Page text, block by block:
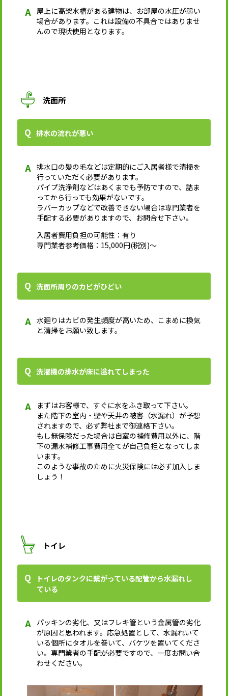
屋上に高架水槽がある建物は、お部屋の水圧が弱い
場合があります。これは設備の不具合ではありませ
んので現状使用となります。
洗面所
排水の流れが悪い
排水口の髪の毛などは定期的にご入居者様で清掃を
行っていただく必要があります。
パイプ洗浄剤などはあくまでも予防ですので、詰ま
ってから行っても効果がないです。
ラバーカップなどで改善できない場合は専門業者を
手配する必要がありますので、お問合せ下さい。
入居者費用負担の可能性：有り
専門業者参考価格：15,000円(税別)～
洗面所周りのカビがひどい
水廻りはカビの発生頻度が高いため、こまめに換気
と清掃をお願い致します。
洗濯機の排水が床に溢れてしまった
まずはお客様で、すぐに水をふき取って下さい。
また階下の室内・壁や天井の被害（水漏れ）が予想
されますので、必ず弊社まで御連絡下さい。
もし無保険だった場合は自室の補修費用以外に、階
下の漏水補修工事費用全てが自己負担となってしま
います。
このような事故のために火災保険には必ず加入しま
しょう！
トイレ
トイレのタンクに繋がっている配管から水漏れし
ている
パッキンの劣化、又はフレキ管という金属管の劣化
が原因と思われます。応急処置として、水漏れいて
いる個所にタオルを巻いて、バケツを置いてくださ
い。専門業者の手配が必要ですので、一度お問い合
わせください。